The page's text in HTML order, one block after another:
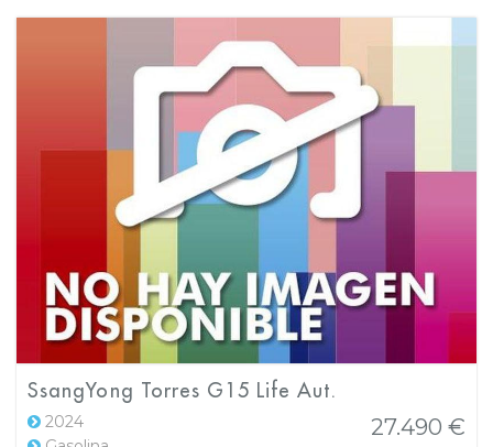
SsangYong Torres G15 Life Aut.
2024
27.490 €